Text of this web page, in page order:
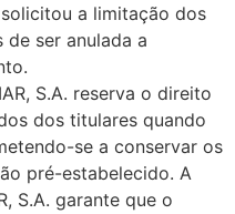
a limitação dos
ser anulada a
S.A. reserva o direito
dos titulares quando
se a conservar os
pré-estabelecido. A
S.A. garante que o